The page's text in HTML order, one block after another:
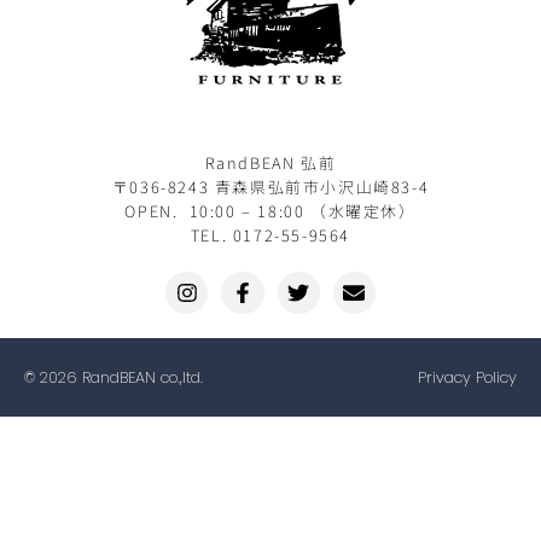
RandBEAN 弘前
〒036-8243 青森県弘前市小沢山崎83-4
OPEN. 10:00 – 18:00 （水曜定休）
TEL. 0172-55-9564
© 2026 RandBEAN co.,ltd. Privacy Policy